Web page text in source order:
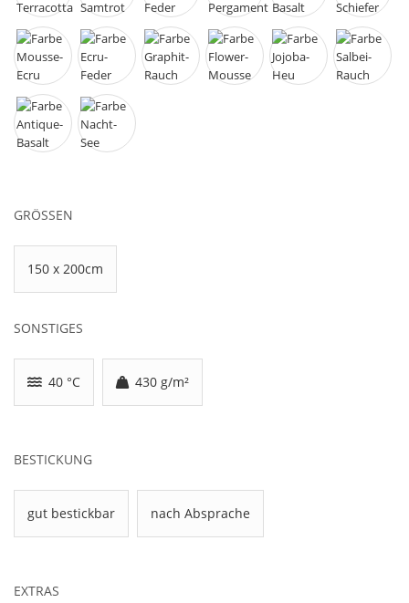
GRÖSSEN
150 x 200cm
SONSTIGES
40 °C 430 g/m²
BESTICKUNG
gut bestickbar nach Absprache
EXTRAS